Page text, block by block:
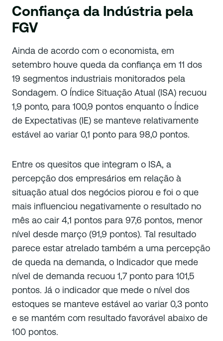
Confiança da Indústria pela
FGV
Ainda de acordo com o economista, em
setembro houve queda da confiança em 11 dos
19 segmentos industriais monitorados pela
Sondagem. O Índice Situação Atual (ISA) recuou
1,9 ponto, para 100,9 pontos enquanto o Índice
de Expectativas (IE) se manteve relativamente
estável ao variar 0,1 ponto para 98,0 pontos.
Entre os quesitos que integram o ISA, a
percepção dos empresários em relação à
situação atual dos negócios piorou e foi o que
mais influenciou negativamente o resultado no
mês ao cair 4,1 pontos para 97,6 pontos, menor
nível desde março (91,9 pontos). Tal resultado
parece estar atrelado também a uma percepção
de queda na demanda, o Indicador que mede
nível de demanda recuou 1,7 ponto para 101,5
pontos. Já o indicador que mede o nível dos
estoques se manteve estável ao variar 0,3 ponto
e se mantém com resultado favorável abaixo de
100 pontos.